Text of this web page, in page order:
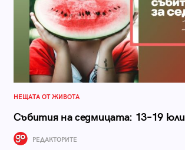
НЕЩАТА ОТ ЖИВОТА
Събития на седмицата: 13–19 юли
РЕДАКТОРИТЕ